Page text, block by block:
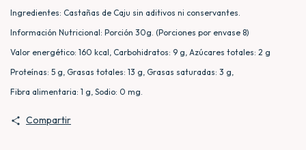
Ingredientes: Castañas de Caju sin aditivos ni conservantes.
Información Nutricional: Porción 30g. (Porciones por envase 8)
Valor energético: 160 kcal, Carbohidratos: 9 g, Azúcares totales: 2 g
Proteínas: 5 g, Grasas totales: 13 g, Grasas saturadas: 3 g,
Fibra alimentaria: 1 g, Sodio: 0 mg.
Compartir